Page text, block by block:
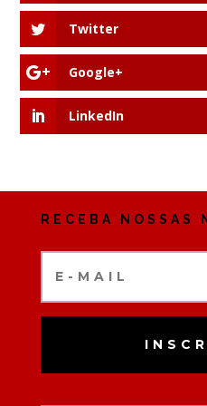
Twitter
Google+
LinkedIn
RECEBA NOSSAS